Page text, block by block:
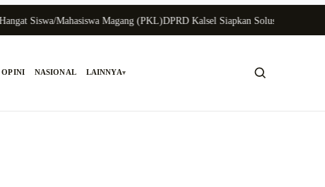
Mahasiswa Magang (PKL)DPRD Kalsel Siapkan Solusi Krisis
OPINI NASIONAL LAINNYA▾